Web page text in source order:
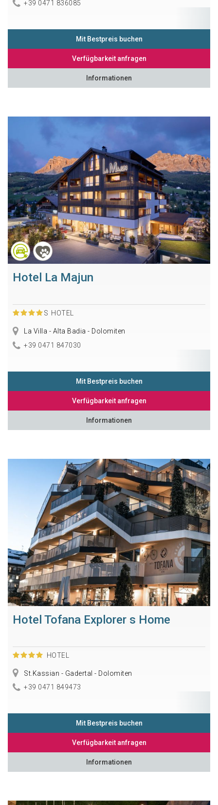
+39 0471 836085
Mit Bestpreis buchen
Verfügbarkeit anfragen
Informationen
Hotel La Majun
S HOTEL
La Villa - Alta Badia - Dolomiten
+39 0471 847030
Mit Bestpreis buchen
Verfügbarkeit anfragen
Informationen
Hotel Tofana Explorer s Home
HOTEL
St.Kassian - Gadertal - Dolomiten
+39 0471 849473
Mit Bestpreis buchen
Verfügbarkeit anfragen
Informationen